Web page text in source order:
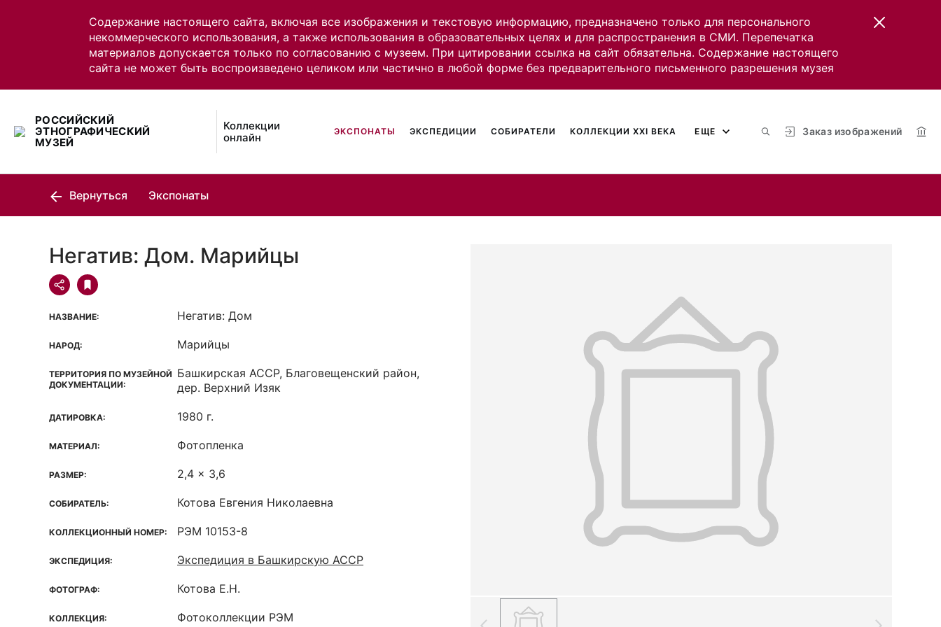
Содержание настоящего сайта, включая все изображения и текстовую информацию, предназначено только для персонального
некоммерческого использования, а также использования в образовательных целях и для распространения в СМИ. Перепечатка
материалов допускается только по согласованию с музеем. При цитировании ссылка на сайт обязательна. Содержание настоящего
сайта не может быть воспроизведено целиком или частично в любой форме без предварительного письменного разрешения музея
РОССИЙСКИЙ
ЭТНОГРАФИЧЕСКИЙ
МУЗЕЙ
Коллекции
онлайн
Заказ изображений
ЭКСПОНАТЫ ЭКСПЕДИЦИИ СОБИРАТЕЛИ КОЛЛЕКЦИИ XXI ВЕКА ЕЩЕ
Вернуться Экспонаты
Негатив: Дом. Марийцы
НАЗВАНИЕ: Негатив: Дом
НАРОД: Марийцы
ТЕРРИТОРИЯ ПО МУЗЕЙНОЙ
ДОКУМЕНТАЦИИ:
Башкирская ACCP, Благовещенский район,
дер. Верхний Изяк
ДАТИРОВКА: 1980 г.
МАТЕРИАЛ: Фотопленка
РАЗМЕР: 2,4 x 3,6
СОБИРАТЕЛЬ: Котова Евгения Николаевна
КОЛЛЕКЦИОННЫЙ НОМЕР: РЭМ 10153-8
ЭКСПЕДИЦИЯ: Экспедиция в Башкирскую АССР
ФОТОГРАФ: Котова Е.Н.
КОЛЛЕКЦИЯ: Фотоколлекции РЭМ